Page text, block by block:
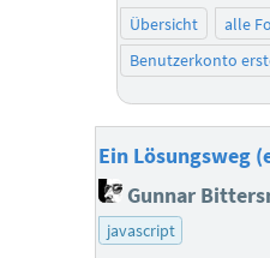
Übersicht alle
Benutzerkonto
Ein Lösungsweg
Gunnar
javascript